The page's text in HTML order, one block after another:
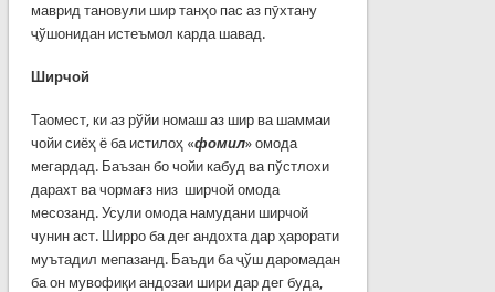
маврид тановули шир танҳо пас аз пӯхтану
ҷўшонидан истеъмол карда шавад.
Ширчой
Таомест, ки аз рўйи номаш аз шир ва шаммаи
чойи сиёҳ ё ба истилоҳ «фомил» омода
мегардад. Баъзан бо чойи кабуд ва пўстлохи
дарахт ва чормағз низ ширчой омода
месозанд. Усули омода намудани ширчой
чунин аст. Ширро ба дег андохта дар ҳарорати
муътадил мепазанд. Баъди ба ҷўш даромадан
ба он мувофиқи андозаи шири дар дег буда,